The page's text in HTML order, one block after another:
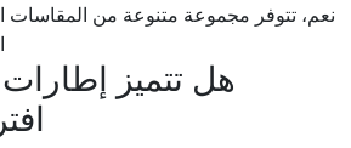
نعم، تتوفر مجموعة متنوعة من المقاسات
هل تتميز